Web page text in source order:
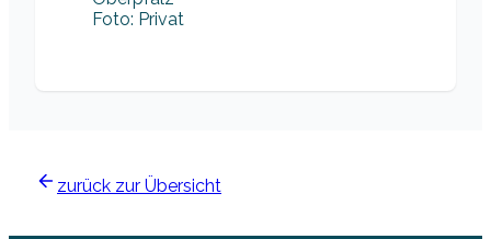
Foto: Privat
zurück zur Übersicht